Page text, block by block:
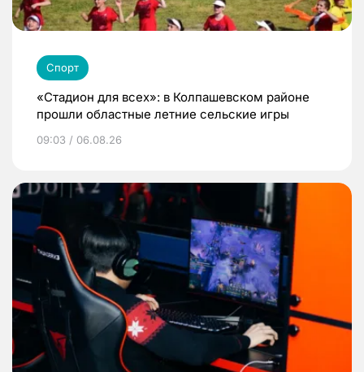
Спорт
«Стадион для всех»: в Колпашевском районе
прошли областные летние сельские игры
09:03 / 06.08.26